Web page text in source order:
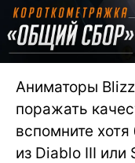
Аниматоры
поражать
вспомните
из Diablo III